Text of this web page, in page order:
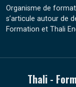
Organisme de
s’articule autour de
Formation et Thali
Thali -